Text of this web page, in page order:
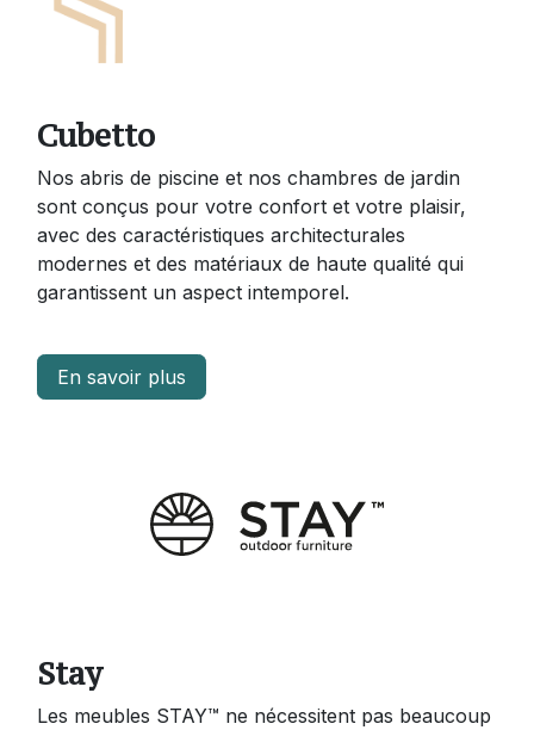
Cubetto
Nos abris de piscine et nos chambres de jardin
sont conçus pour votre confort et votre plaisir,
avec des caractéristiques architecturales
modernes et des matériaux de haute qualité qui
garantissent un aspect intemporel.
En savoir plus
Stay
Les meubles STAY™ ne nécessitent pas beaucoup